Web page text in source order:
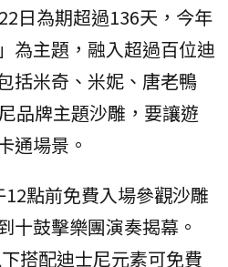
日為期超過136天，今年
為主題，融入超過百位迪
括米奇、米妮、唐老鴨
品牌主題沙雕，要讓遊
通場景。
點前免費入場參觀沙雕
十鼓擊樂團演奏揭幕。
搭配迪士尼元素可免費